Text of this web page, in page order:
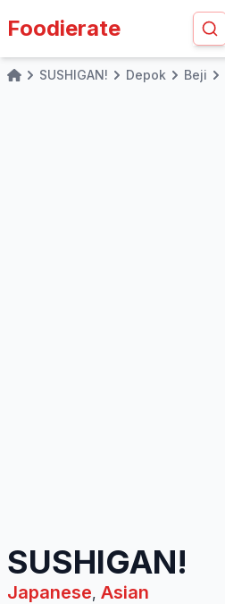
Foodierate
HomeSUSHIGAN! Depok Beji
SUSHIGAN!
Japanese, Asian